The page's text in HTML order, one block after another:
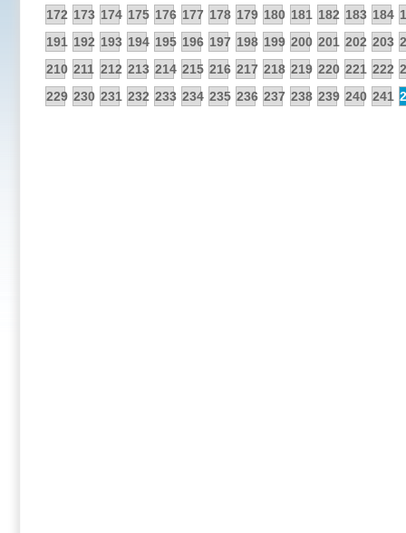
172 173 174 175 176 177 178 179 180 181 182 183 184
191 192 193 194 195 196 197 198 199 200 201 202 203
210 211 212 213 214 215 216 217 218 219 220 221 222
229 230 231 232 233 234 235 236 237 238 239 240 241